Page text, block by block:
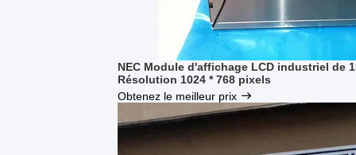
NEC Module d'affichage LCD industriel de
Résolution 1024 * 768 pixels
Obtenez le meilleur prix